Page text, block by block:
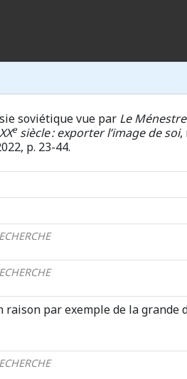
soviétique vue par Le
esiècle : exporter l’image de soi,
p. 23-44.
raison par exemple de la grande